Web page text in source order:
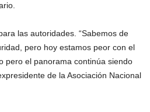
las autoridades. “Sabemos de
pero hoy estamos peor con el
pero el panorama continúa siendo
de la Asociación Nacional